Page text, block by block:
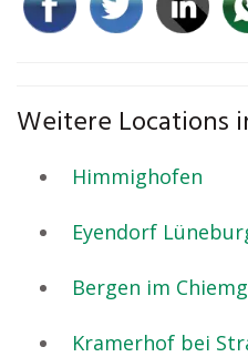
Weitere Locations
Himmighofen
Eyendorf
Bergen im
Kramerhof bei